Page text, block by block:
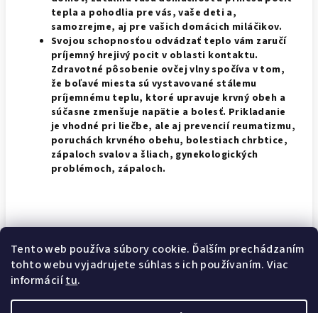
Tento web používa súbory cookie. Ďalším prechádzaním
tohto webu vyjadrujete súhlas s ich používaním. Viac
informáciítu.
tepla a pohodlia pre vás, vaše deti a,
samozrejme, aj pre vašich domácich miláčikov.
Svojou schopnosťou odvádzať teplo vám zaručí
príjemný hrejivý pocit v oblasti kontaktu.
Zdravotné pôsobenie ovčej vlny spočíva v tom,
že boľavé miesta sú vystavované stálemu
príjemnému teplu, ktoré upravuje krvný obeh a
súčasne zmenšuje napätie a bolesť. Prikladanie
je vhodné pri liečbe, ale aj prevencií reumatizmu,
poruchách krvného obehu, bolestiach chrbtice,
zápaloch svalov a šliach, gynekologických
problémoch, zápaloch.
Doručenie do 7 pracovných dní!!!